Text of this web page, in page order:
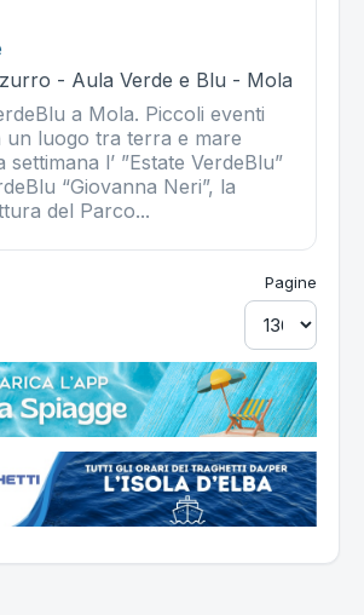
- Aula Verde e Blu - Mola
a Mola. Piccoli eventi
un luogo tra terra e mare
settimana l’ ”Estate VerdeBlu”
“Giovanna Neri”, la
del Parco...
Pagine